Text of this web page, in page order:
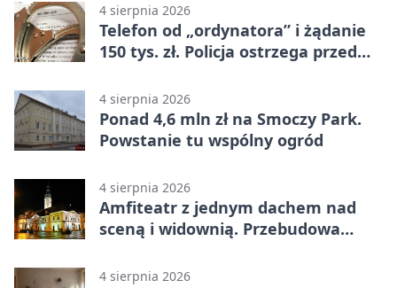
4 sierpnia 2026
Telefon od „ordynatora” i żądanie
150 tys. zł. Policja ostrzega przed
4 sierpnia 2026
Ponad 4,6 mln zł na Smoczy Park.
Powstanie tu wspólny ogród
4 sierpnia 2026
Amfiteatr z jednym dachem nad
sceną i widownią. Przebudowa
4 sierpnia 2026